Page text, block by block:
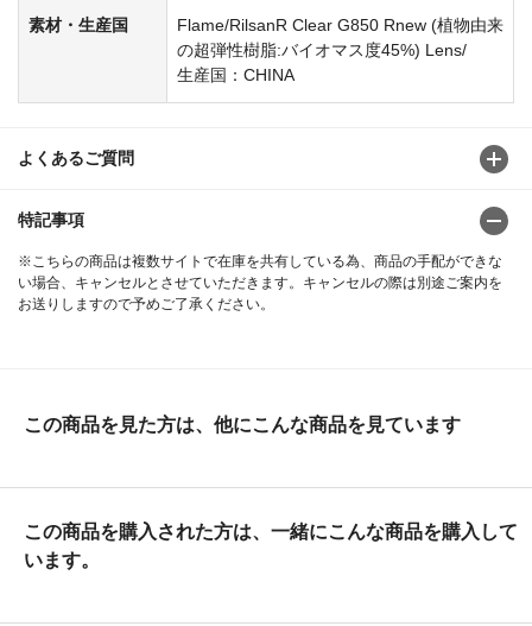
素材・生産国
Flame/RilsanR Clear G850 Rnew (植物由来
の超弾性樹脂:バイオマス度45%) Lens/
生産国：CHINA
よくあるご質問
特記事項
※こちらの商品は複数サイトで在庫を共有している為、商品の手配ができな
い場合、キャンセルとさせていただきます。キャンセルの際は別途ご案内を
お送りしますので予めご了承ください。
この商品を見た方は、他にこんな商品を見ています
この商品を購入された方は、一緒にこんな商品を購入して
います。